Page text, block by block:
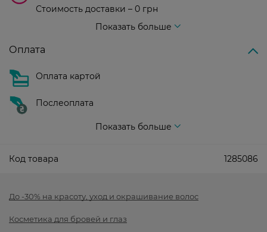
Стоимость доставки – 0 грн
Показать больше
Оплата
Оплата картой
Послеоплата
Показать больше
Код товара 1285086
До -30% на красоту, уход и окрашивание волос
Косметика для бровей и глаз